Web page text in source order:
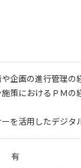
や企画の進行管理の
施策におけるＰＭの
ーを活用したデジタ
有